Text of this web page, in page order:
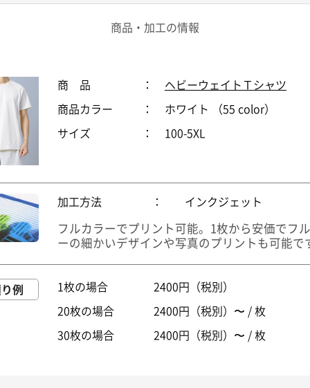
商品・加工の情報
商 品 ： ヘビーウェイトＴシャツ
商品カラー ： ホワイト （55 color）
サイズ ： 100-5XL
加工方法 ： インクジェット
フルカラーでプリント可能。1枚から安価でフ
ーの細かいデザインや写真のプリントも可能で
例 1枚の場合 2400円（税別）
20枚の場合 2400円（税別）〜 / 枚
30枚の場合 2400円（税別）〜 / 枚